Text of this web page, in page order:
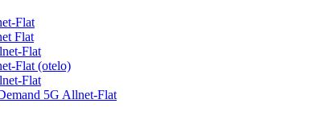
Flat
Flat
Flat
Flat (otelo)
Flat
5G Allnet-Flat